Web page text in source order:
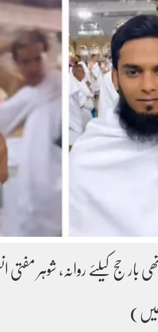
بار حج کیلئے روانہ، شوہر